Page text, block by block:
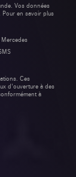
Vos données
. Pour en savoir plus
Ces
d'ouverture à des
à